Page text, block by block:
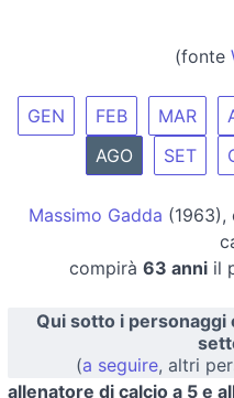
(fonte
GEN FEB MAR
AGO
SET
Massimo Gadda (1963),
compirà 63 anni il
Qui sotto i personaggi
(a seguire, altri
allenatore di calcio a 5 e